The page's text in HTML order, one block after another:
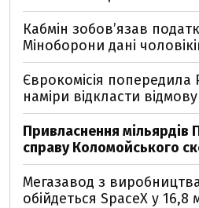
Кабмін зобовʼязав
Міноборони дані
Єврокомісія попередила
наміри відкласти
Привласнення мільярдів
справу Коломойського
Мегазавод з виробництва
обійдеться SpaceX у 16,8